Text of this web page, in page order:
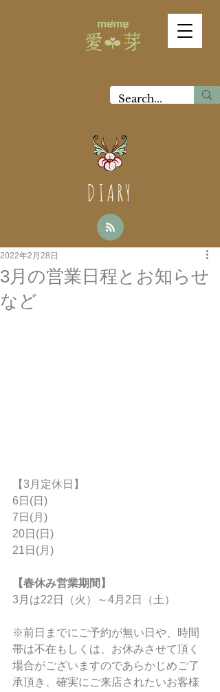
DIARY
3月の営業日程とお知らせ
など
2022年2月28日
【3月定休日】
6日(日)
7日(月)
20日(日)
21日(月)
【春休み営業期間】
3月は22日（火）～4月2日（土）
※前日までにご予約が無い日や、時間
帯は不在もしくは、お休みさせて頂く
場合がございますのであらかじめご了
承頂き、確実にご来店されたいお客様